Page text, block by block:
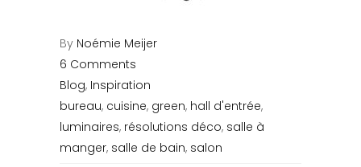
By Noémie Meijer
6 Comments
Blog, Inspiration
bureau, cuisine, green, hall d'entrée,
luminaires, résolutions déco, salle à
manger, salle de bain, salon